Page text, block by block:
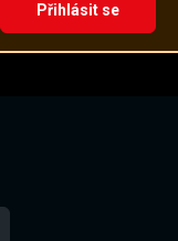
Přihlásit se